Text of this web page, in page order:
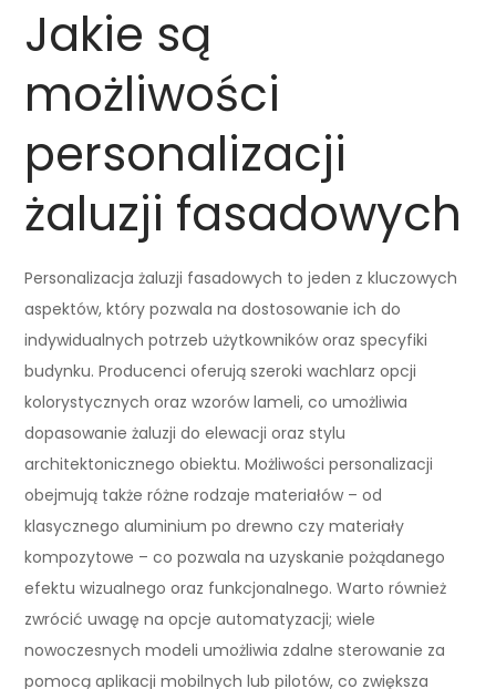
Jakie są
możliwości
personalizacji
żaluzji fasadowych
Personalizacja żaluzji fasadowych to jeden z kluczowych
aspektów, który pozwala na dostosowanie ich do
indywidualnych potrzeb użytkowników oraz specyfiki
budynku. Producenci oferują szeroki wachlarz opcji
kolorystycznych oraz wzorów lameli, co umożliwia
dopasowanie żaluzji do elewacji oraz stylu
architektonicznego obiektu. Możliwości personalizacji
obejmują także różne rodzaje materiałów – od
klasycznego aluminium po drewno czy materiały
kompozytowe – co pozwala na uzyskanie pożądanego
efektu wizualnego oraz funkcjonalnego. Warto również
zwrócić uwagę na opcje automatyzacji; wiele
nowoczesnych modeli umożliwia zdalne sterowanie za
pomocą aplikacji mobilnych lub pilotów, co zwiększa